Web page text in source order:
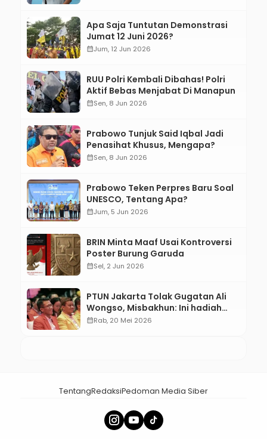
Apa Saja Tuntutan Demonstrasi
Jumat 12 Juni 2026?
calendar_monthJum, 12 Jun 2026
RUU Polri Kembali Dibahas! Polri
Aktif Bebas Menjabat Di Manapun
calendar_monthSen, 8 Jun 2026
Prabowo Tunjuk Said Iqbal Jadi
Penasihat Khusus, Mengapa?
calendar_monthSen, 8 Jun 2026
Prabowo Teken Perpres Baru Soal
UNESCO, Tentang Apa?
calendar_monthJum, 5 Jun 2026
BRIN Minta Maaf Usai Kontroversi
Poster Burung Garuda
calendar_monthSel, 2 Jun 2026
PTUN Jakarta Tolak Gugatan Ali
Wongso, Misbakhun: Ini hadiah
Ulang Tahun Ke-66 SOKSI
calendar_monthRab, 20 Mei 2026
TentangRedaksiPedoman Media Siber